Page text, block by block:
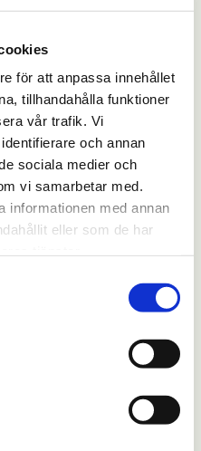
för att anpassa innehållet
tillhandahålla funktioner
vår trafik. Vi
och annan
sociala medier och
vi samarbetar med.
informationen med annan
eller som de har
vår
kontakta oss
via appen,